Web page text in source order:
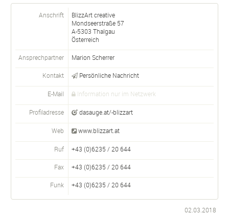
Anschrift
BlizzArt creative
Mondseerstraße 57
A-5303 Thalgau
Österreich
Ansprechpartner Marion Scherrer
Kontakt Persönliche Nachricht
E-Mail Information nur im Netzwerk
Profiladresse dasauge.at/-blizzart
Web www.blizzart.at
Ruf +43 (0)6235 / 20 644
Fax +43 (0)6235 / 20 644
Funk +43 (0)6235 / 20 644
02.03.2018